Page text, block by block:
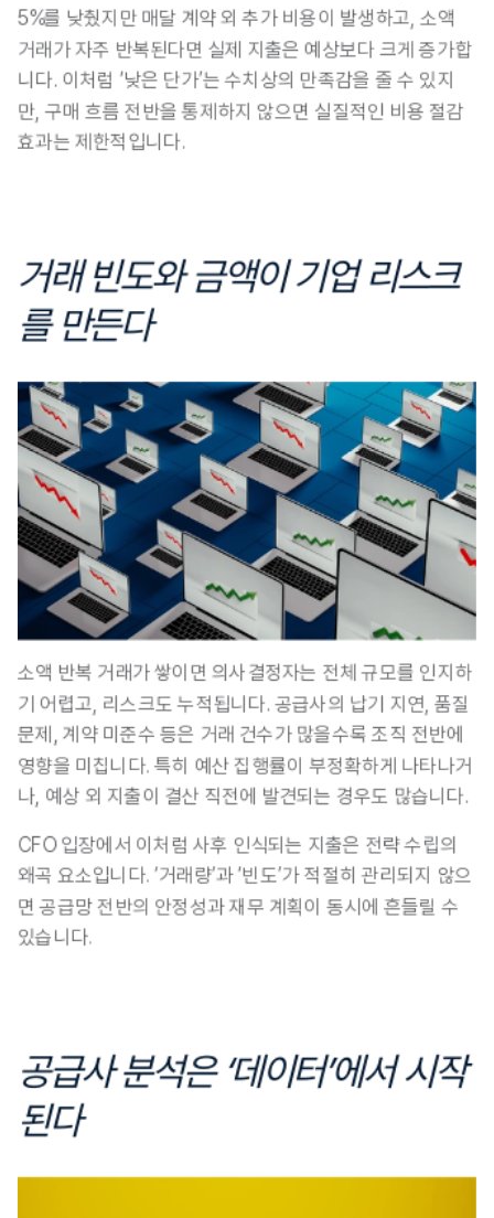
5%를 낮췄지만 매달 계약 외 추가 비용이 발생하고, 소액
거래가 자주 반복된다면 실제 지출은 예상보다 크게 증가합
니다. 이처럼 ‘낮은 단가’는 수치상의 만족감을 줄 수 있지
만, 구매 흐름 전반을 통제하지 않으면 실질적인 비용 절감
효과는 제한적입니다.
거래 빈도와 금액이 기업 리스크
를 만든다
소액 반복 거래가 쌓이면 의사결정자는 전체 규모를 인지하
기 어렵고, 리스크도 누적됩니다. 공급사의 납기 지연, 품질
문제, 계약 미준수 등은 거래 건수가 많을수록 조직 전반에
영향을 미칩니다. 특히 예산 집행률이 부정확하게 나타나거
나, 예상 외 지출이 결산 직전에 발견되는 경우도 많습니다.
CFO 입장에서 이처럼 사후 인식되는 지출은 전략 수립의
왜곡 요소입니다. ‘거래량’과 ‘빈도’가 적절히 관리되지 않으
면 공급망 전반의 안정성과 재무 계획이 동시에 흔들릴 수
있습니다.
공급사 분석은 ‘데이터’에서 시작
된다